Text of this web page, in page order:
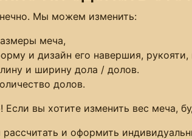
Мы можем изменить:
меча,
и дизайн его навершия, рукояти,
и ширину дола / долов.
долов.
Если вы хотите изменить вес меча,
и оформить